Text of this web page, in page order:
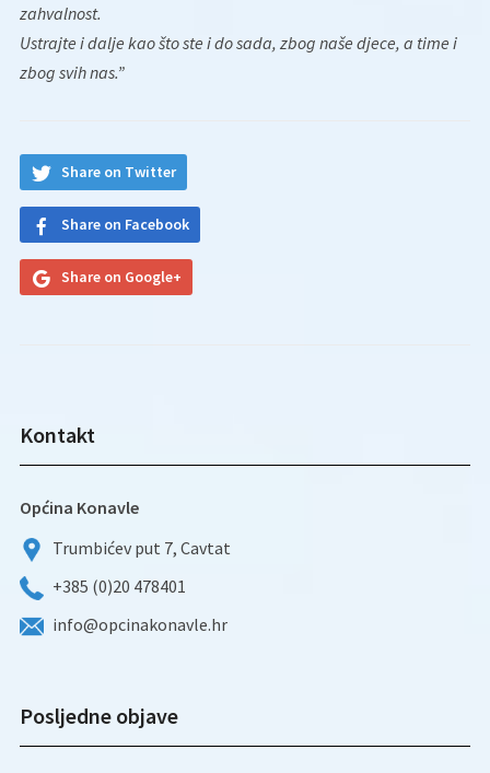
zahvalnost.
Ustrajte i dalje kao što ste i do sada, zbog naše djece, a time i
zbog svih nas.”
Share on Twitter
Share on Facebook
Share on Google+
Kontakt
Općina Konavle
Trumbićev put 7, Cavtat
+385 (0)20 478401
info@opcinakonavle.hr
Posljedne objave